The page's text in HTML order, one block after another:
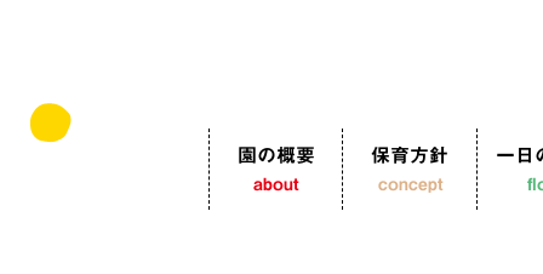
園の概要
about
保育方針
concept
一日